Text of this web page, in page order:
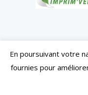
En poursuivant votre
fournies pour